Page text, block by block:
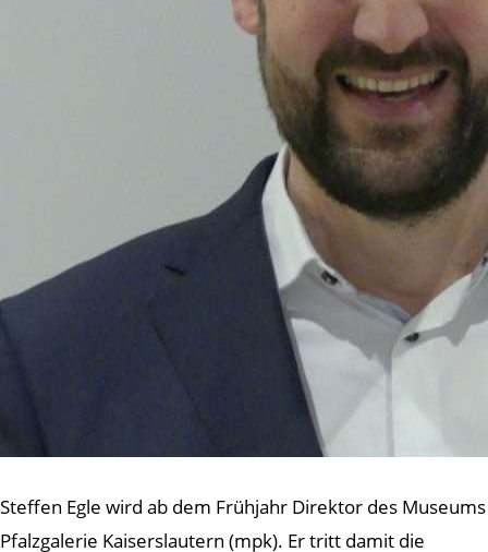
Steffen Egle wird ab dem Frühjahr Direktor des Museums
Pfalzgalerie Kaiserslautern (mpk). Er tritt damit die